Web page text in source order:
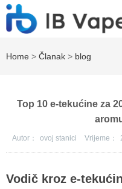
Home > Članak > blog
Top 10 e-tekućine za
Autor： ovoj stanici Vrijeme：
Vodič kroz e-